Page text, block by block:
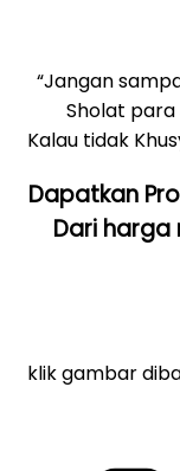
“Jangan
Sholat para
Kalau tidak
Dapatkan
Dari harga
klik gambar